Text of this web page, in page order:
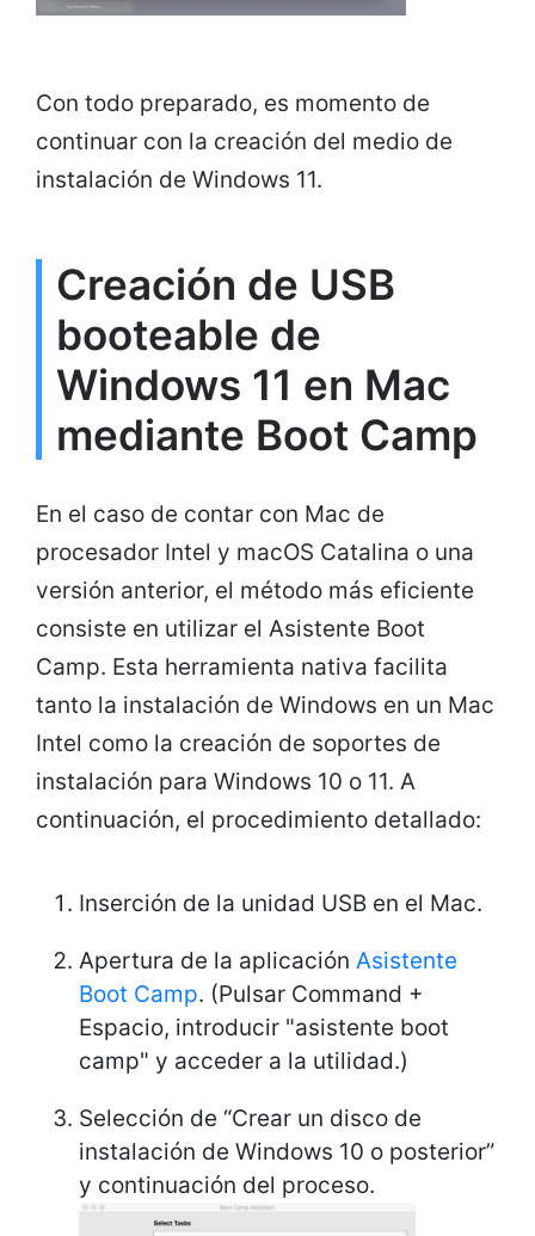
Con todo preparado, es momento de
continuar con la creación del medio de
instalación de Windows 11.
Creación de USB
booteable de
Windows 11 en Mac
mediante Boot Camp
En el caso de contar con Mac de
procesador Intel y macOS Catalina o una
versión anterior, el método más eficiente
consiste en utilizar el Asistente Boot
Camp. Esta herramienta nativa facilita
tanto la instalación de Windows en un Mac
Intel como la creación de soportes de
instalación para Windows 10 o 11. A
continuación, el procedimiento detallado:
Inserción de la unidad USB en el Mac.
Apertura de la aplicación Asistente
Boot Camp. (Pulsar Command +
Espacio, introducir "asistente boot
camp" y acceder a la utilidad.)
Selección de “Crear un disco de
instalación de Windows 10 o posterior”
y continuación del proceso.